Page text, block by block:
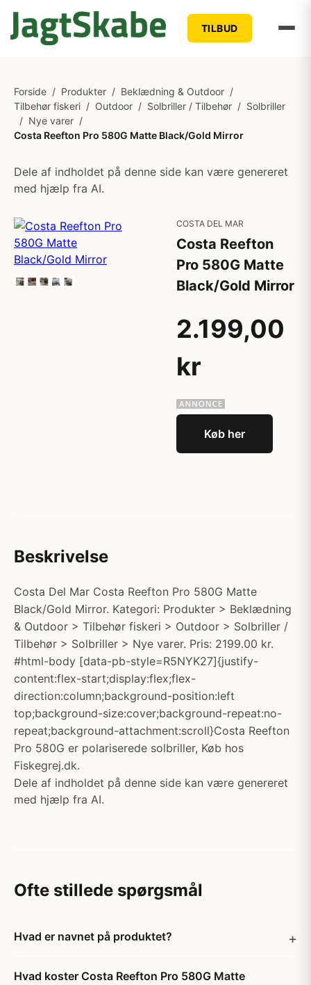
TILBUD
Forside / Produkter / Beklædning & Outdoor /
Tilbehør fiskeri / Outdoor / Solbriller / Tilbehør / Solbriller
/ Nye varer /
Costa Reefton Pro 580G Matte Black/Gold Mirror
Dele af indholdet på denne side kan være genereret
med hjælp fra AI.
COSTA DEL MAR
Costa Reefton
Pro 580G Matte
Black/Gold Mirror
2.199,00
kr
Køb her
Beskrivelse
Costa Del Mar Costa Reefton Pro 580G Matte
Black/Gold Mirror. Kategori: Produkter > Beklædning
& Outdoor > Tilbehør fiskeri > Outdoor > Solbriller /
Tilbehør > Solbriller > Nye varer. Pris: 2199.00 kr.
#html-body [data-pb-style=R5NYK27]{justify-
content:flex-start;display:flex;flex-
direction:column;background-position:left
top;background-size:cover;background-repeat:no-
repeat;background-attachment:scroll}Costa Reefton
Pro 580G er polariserede solbriller, Køb hos
Fiskegrej.dk.
Dele af indholdet på denne side kan være genereret
med hjælp fra AI.
Ofte stillede spørgsmål
Hvad er navnet på produktet?
Hvad koster Costa Reefton Pro 580G Matte